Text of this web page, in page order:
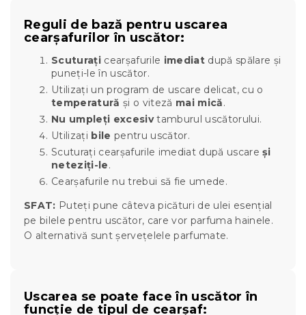
Reguli de bază pentru uscarea
cearșafurilor în uscător:
Scuturați cearșafurile imediat după spălare și
puneți-le în uscător.
Utilizați un program de uscare delicat, cu o
temperatură și o viteză mai mică.
Nu umpleți excesivtamburul uscătorului.
Utilizați bile pentru uscător.
Scuturați cearșafurile imediat după uscareși
neteziți-le.
Cearșafurile nu trebui să fie umede.
SFAT: Puteți pune câteva picături de ulei esențial
pe bilele pentru uscător, care vor parfuma hainele.
O alternativă sunt șervețelele parfumate.
Uscarea se poate face în uscător în
funcție de tipul de cearșaf: